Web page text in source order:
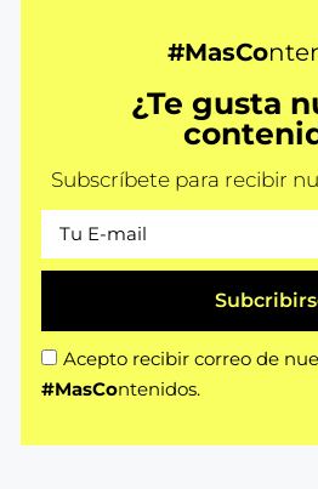
#MasCo
¿Te gusta
Subscríbete para recibir
Acepto recibir correo de
#MasContenidos.